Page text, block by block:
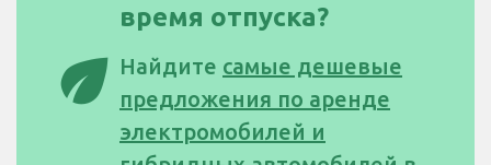
eco
время отпуска?
Найдите самые дешевые
предложения по аренде
электромобилей и